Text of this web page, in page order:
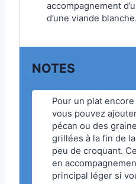
accompagnement
d’une viande blanche.
NOTES
Pour un plat
vous pouvez
pécan ou des
grillées à la fin de
peu de croquant.
en
principal léger si